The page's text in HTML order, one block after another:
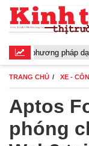
pháp dạy học trong
TRANG CHỦ XE -
Aptos
phóng